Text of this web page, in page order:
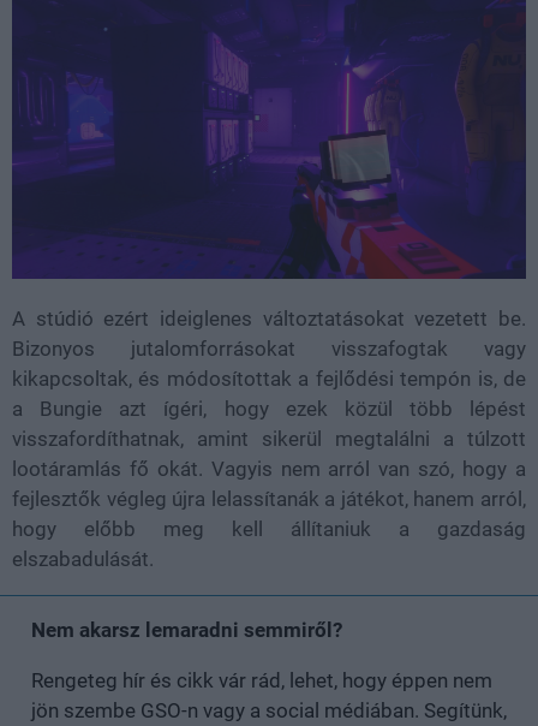
A stúdió ezért ideiglenes változtatásokat vezetett be.
Bizonyos jutalomforrásokat visszafogtak vagy
kikapcsoltak, és módosítottak a fejlődési tempón is, de
a Bungie azt ígéri, hogy ezek közül több lépést
visszafordíthatnak, amint sikerül megtalálni a túlzott
lootáramlás fő okát. Vagyis nem arról van szó, hogy a
fejlesztők végleg újra lelassítanák a játékot, hanem arról,
hogy előbb meg kell állítaniuk a gazdaság
elszabadulását.
Nem akarsz lemaradni semmiről?
Rengeteg hír és cikk vár rád, lehet, hogy éppen nem
jön szembe GSO-n vagy a social médiában. Segítünk,